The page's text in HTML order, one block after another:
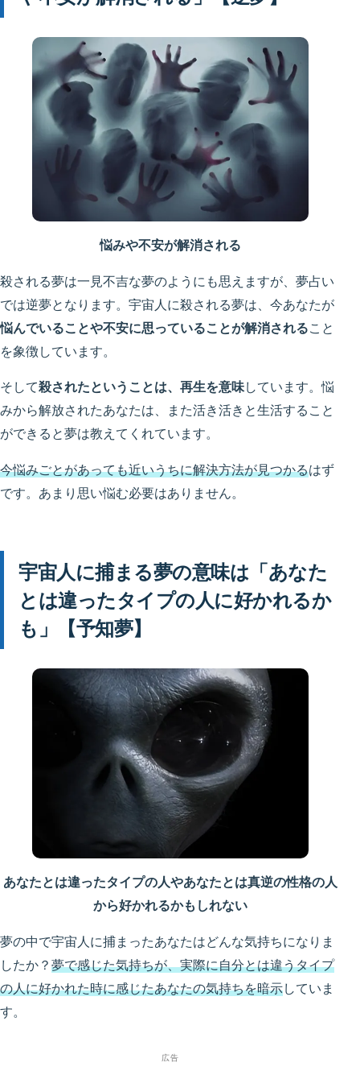
悩みや不安が解消される
殺される夢は一見不吉な夢のようにも思えますが、夢占い
では逆夢となります。宇宙人に殺される夢は、今あなたが
悩んでいることや不安に思っていることが解消されること
を象徴しています。
そして殺されたということは、再生を意味しています。悩
みから解放されたあなたは、また活き活きと生活すること
ができると夢は教えてくれています。
今悩みごとがあっても近いうちに解決方法が見つかるはず
です。あまり思い悩む必要はありません。
宇宙人に捕まる夢の意味は「あなた
とは違ったタイプの人に好かれるか
も」【予知夢】
あなたとは違ったタイプの人やあなたとは真逆の性格の人
から好かれるかもしれない
夢の中で宇宙人に捕まったあなたはどんな気持ちになりま
したか？ 夢で感じた気持ちが、実際に自分とは違うタイプ
の人に好かれた時に感じたあなたの気持ちを暗示していま
す。
広告